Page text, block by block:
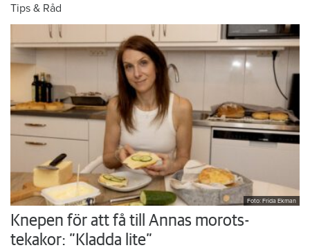
Tips & Råd
Foto: Frida Ekman
Knepen för att få till Annas morots-
tekakor: ”Kladda lite”